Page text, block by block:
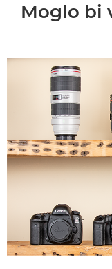
Moglo bi